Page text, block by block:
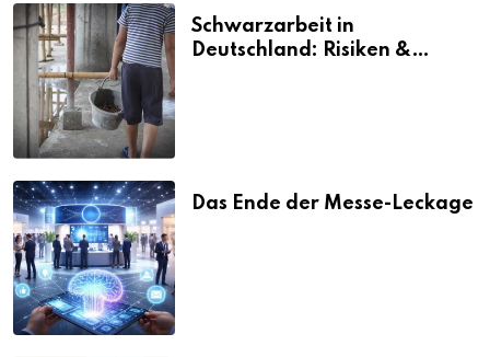
Schwarzarbeit in
Deutschland: Risiken &
Das Ende der Messe-Leckage